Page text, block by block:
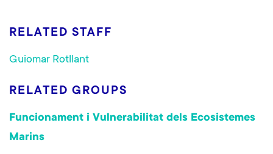
RELATED STAFF
Guiomar Rotllant
RELATED GROUPS
Funcionament i Vulnerabilitat dels Ecosistemes
Marins